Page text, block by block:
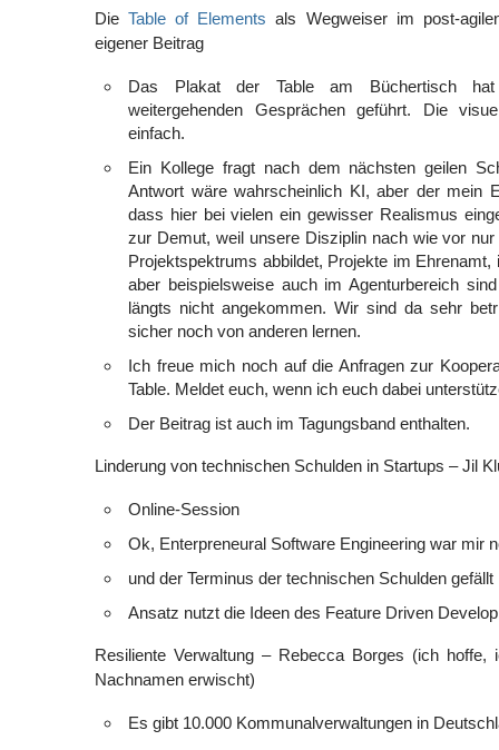
DieTable of Elements als Wegweiser im post-
eigener Beitrag
Das Plakat der Table am Büchertisch
weitergehenden Gesprächen geführt. Die
einfach.
Ein Kollege fragt nach dem nächsten geilen
Antwort wäre wahrscheinlich KI, aber der mein
dass hier bei vielen ein gewisser Realismus
zur Demut, weil unsere Disziplin nach wie vor nur
Projektspektrums abbildet, Projekte im Ehrenamt,
aber beispielsweise auch im Agenturbereich
längts nicht angekommen. Wir sind da sehr
sicher noch von anderen lernen.
Ich freue mich noch auf die Anfragen zur
Table. Meldet euch, wenn ich euch dabei
Der Beitrag ist auch im Tagungsband enthalten.
Linderung von technischen Schulden in Startups – Jil
Online-Session
Ok, Enterpreneural Software Engineering war mir
und der Terminus der technischen Schulden gefällt
Ansatz nutzt die Ideen des Feature Driven
Resiliente Verwaltung – Rebecca Borges (ich hoffe,
Nachnamen erwischt)
Es gibt 10.000 Kommunalverwaltungen in